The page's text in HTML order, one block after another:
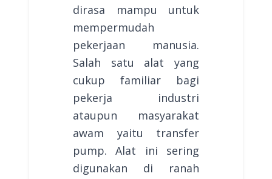
dirasa mampu untuk
mempermudah
pekerjaan manusia.
Salah satu alat yang
cukup familiar bagi
pekerja industri
ataupun masyarakat
awam yaitu transfer
pump. Alat ini sering
digunakan di ranah